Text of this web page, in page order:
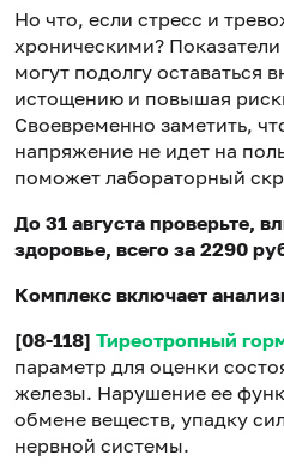
Но что, если стресс и
хроническими?
могут подолгу оставаться
истощению и повышая
Своевременно заметить,
напряжение не идет на
поможет лабораторный
До 31 августа проверьте,
здоровье, всего за 2290
Комплекс включает
[08-118] Тиреотропный
параметр для оценки
железы. Нарушение ее
обмене веществ, упадку
нервной системы.